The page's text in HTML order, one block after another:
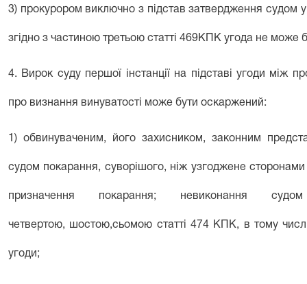
3) прокурором виключно з підстав затвердження судом
згідно з частиною третьою статті 469КПК угода не може
4. Вирок суду першої інстанції на підставі угоди між
про визнання винуватості може бути оскаржений:
1) обвинуваченим, його захисником, законним
судом покарання, суворішого, ніж узгоджене
призначення покарання; невиконання
четвертою, шостою,сьомою статті 474 КПК, в тому
угоди;